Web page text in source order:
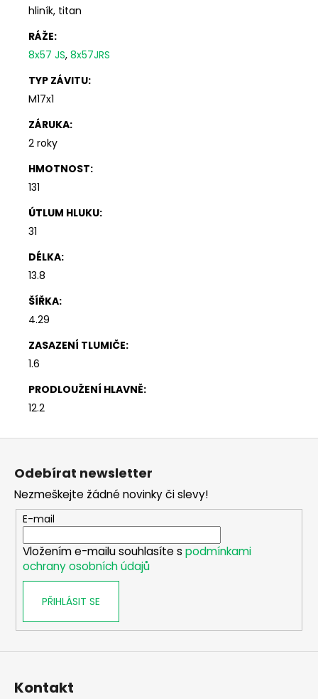
hliník, titan
RÁŽE:
8x57 JS, 8x57JRS
TYP ZÁVITU:
M17x1
ZÁRUKA:
2 roky
HMOTNOST:
131
ÚTLUM HLUKU:
31
DÉLKA:
13.8
ŠÍŘKA:
4.29
ZASAZENÍ TLUMIČE:
1.6
PRODLOUŽENÍ HLAVNĚ:
12.2
Z
Odebírat newsletter
Nezmeškejte žádné novinky či slevy!
E-mail
Vložením e-mailu souhlasíte s podmínkami
ochrany osobních údajů
PŘIHLÁSIT SE
Kontakt